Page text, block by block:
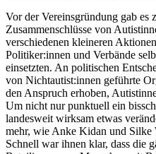
Vor der Vereinsgründung gab es
Zusammenschlüsse von
verschiedenen kleineren
Politiker:innen und Verbände
einsetzten. An politischen
von Nichtautist:innen geführte
den Anspruch erhoben,
Um nicht nur punktuell ein
landesweit wirksam etwas
mehr, wie Anke Kidan und Silke
Schnell war ihnen klar, dass die